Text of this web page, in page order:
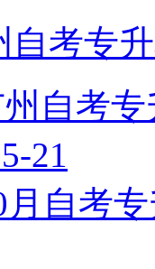
自考专
州自考
21
月自考